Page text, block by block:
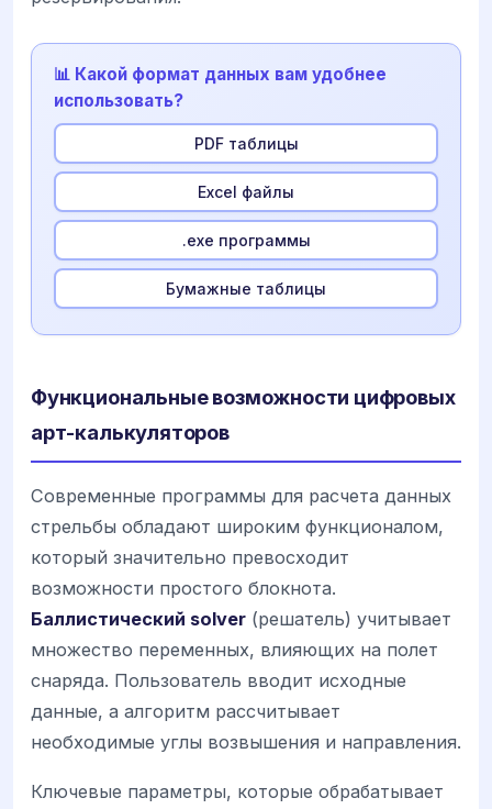
📊 Какой формат данных вам удобнее
использовать?
PDF таблицы
Excel файлы
.exe программы
Бумажные таблицы
Функциональные возможности цифровых
арт-калькуляторов
Современные программы для расчета данных
стрельбы обладают широким функционалом,
который значительно превосходит
возможности простого блокнота.
Баллистический solver (решатель) учитывает
множество переменных, влияющих на полет
снаряда. Пользователь вводит исходные
данные, а алгоритм рассчитывает
необходимые углы возвышения и направления.
Ключевые параметры, которые обрабатывает